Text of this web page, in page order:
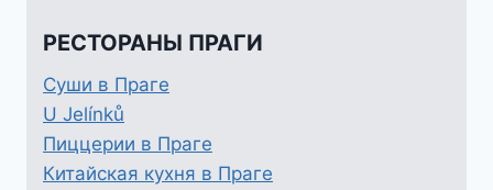
РЕСТОРАНЫ ПРАГИ
Суши в Праге
U Jelínků
Пиццерии в Праге
Китайская кухня в Праге